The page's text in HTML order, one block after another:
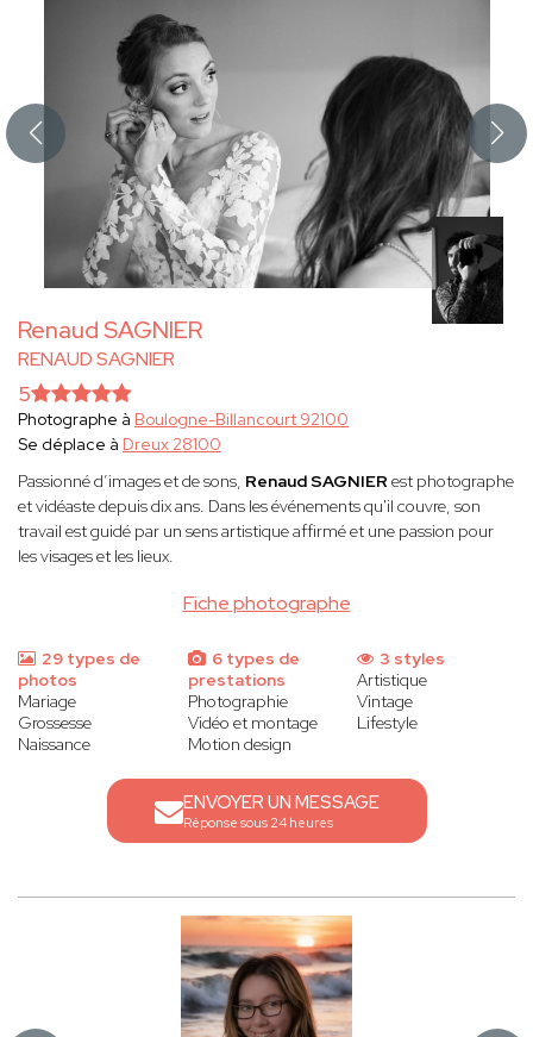
Renaud SAGNIER
RENAUD SAGNIER
Fiche photographe
5
Photographe à Boulogne-Billancourt 92100
Se déplace à Dreux 28100
Passionné d’images et de sons, Renaud SAGNIER est photographe
et vidéaste depuis dix ans. Dans les événements qu'il couvre, son
travail est guidé par un sens artistique affirmé et une passion pour
les visages et les lieux.
29 types de
photos
Mariage
Grossesse
Naissance
6 types de
prestations
Photographie
Vidéo et montage
Motion design
3 styles
Artistique
Vintage
Lifestyle
ENVOYER UN MESSAGE
Réponse sous 24 heures